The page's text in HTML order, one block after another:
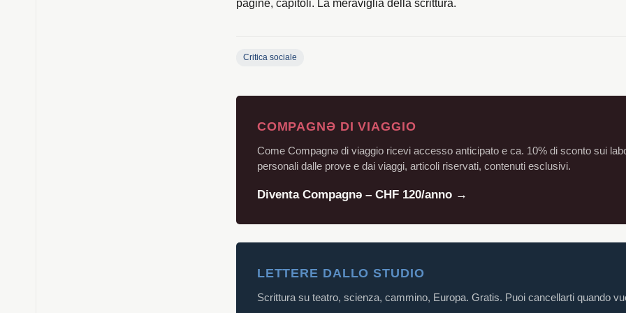
pagine, capitoli. La meraviglia della scrittura.
Critica sociale
COMPAGNƏ DI VIAGGIO
Come Compagnə di viaggio ricevi accesso anticipato e ca. 10% di sconto sui
personali dalle prove e dai viaggi, articoli riservati, contenuti esclusivi.
Diventa Compagnə – CHF 120/anno →
LETTERE DALLO STUDIO
Scrittura su teatro, scienza, cammino, Europa. Gratis. Puoi cancellarti quando